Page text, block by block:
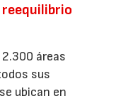
áreas
sus
ubican en